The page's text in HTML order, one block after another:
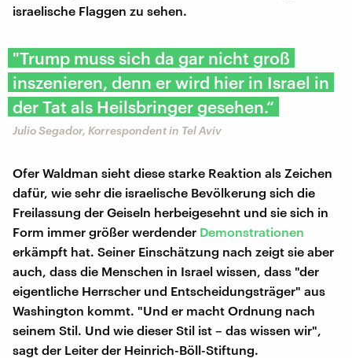
israelische Flaggen zu sehen.
"Trump muss sich da gar nicht groß
inszenieren, denn er wird hier in Israel in
der Tat als Heilsbringer gesehen.“
Julio Segador, Korrespondent in Tel Aviv
Ofer Waldman sieht diese starke Reaktion als Zeichen
dafür, wie sehr die israelische Bevölkerung sich die
Freilassung der Geiseln herbeigesehnt und sie sich in
Form immer größer werdender Demonstrationen
erkämpft hat. Seiner Einschätzung nach zeigt sie aber
auch, dass die Menschen in Israel wissen, dass "der
eigentliche Herrscher und Entscheidungsträger" aus
Washington kommt. "Und er macht Ordnung nach
seinem Stil. Und wie dieser Stil ist – das wissen wir",
sagt der Leiter der Heinrich-Böll-Stiftung.